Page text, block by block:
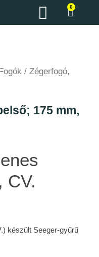
0
/ Zégerfogó,
175 mm,
CV.
készült Seeger-gyűrű